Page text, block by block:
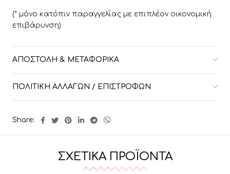
(* μόνο κατόπιν παραγγελίας με επιπλέον οικονομική
επιβάρυνση)
ΑΠΟΣΤΟΛΉ & ΜΕΤΑΦΟΡΙΚΆ
ΠΟΛΙΤΙΚΉ ΑΛΛΑΓΏΝ / ΕΠΙΣΤΡΟΦΏΝ
Share:
ΣΧΕΤΙΚΆ ΠΡΟΪΌΝΤΑ